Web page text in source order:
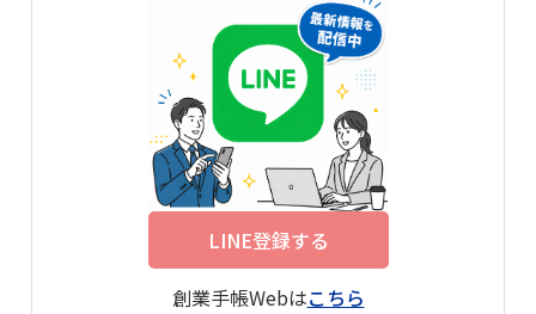
LINE登録する
創業手帳Webはこちら